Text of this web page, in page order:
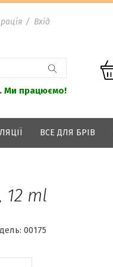
/ Вхід
Ми працюємо!
ВСЕ ДЛЯ БРІВ
ml
00175